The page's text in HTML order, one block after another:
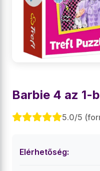
Barbie 4 az 1-
5.0/5
Elérhetőség: